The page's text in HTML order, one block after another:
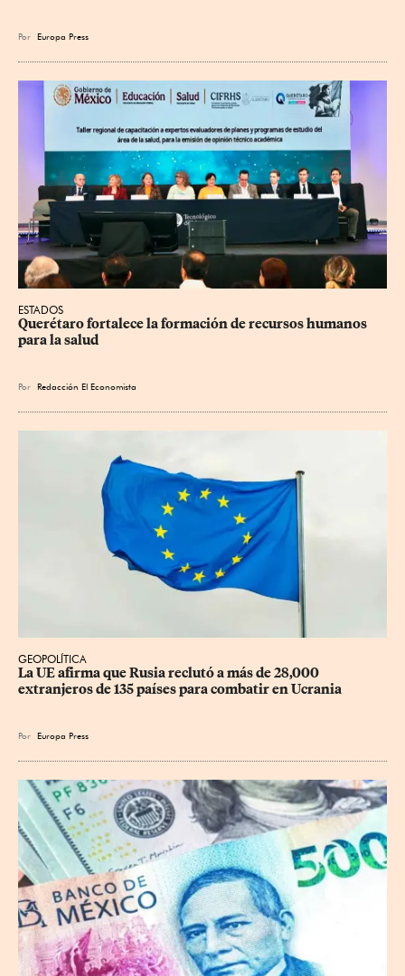
Por Europa Press
ESTADOS
Querétaro fortalece la formación de recursos humanos
para la salud
Por Redacción El Economista
GEOPOLÍTICA
La UE afirma que Rusia reclutó a más de 28,000
extranjeros de 135 países para combatir en Ucrania
Por Europa Press